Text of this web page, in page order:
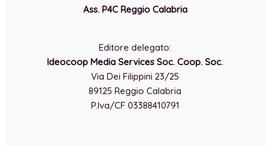
Ass. P4C Reggio Calabria
Editore delegato:
Ideocoop Media Services Soc. Coop. Soc.
Via Dei Filippini 23/25
89125 Reggio Calabria
P.Iva/CF 03388410791